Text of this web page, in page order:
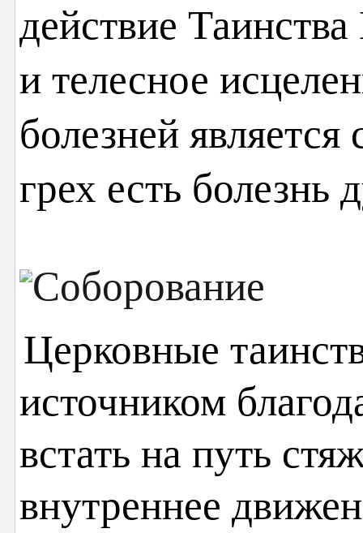
действие
и телесное
болезней
грех есть болезнь
Церковные
источником
встать на путь
внутреннее